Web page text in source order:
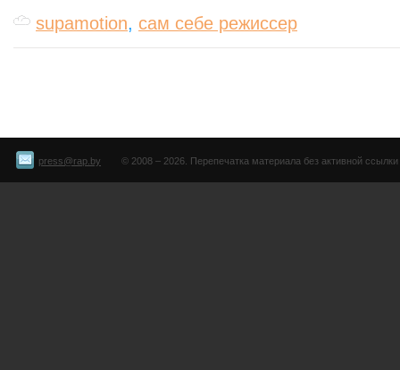
supamotion, сам себе режиссер
press@rap.by © 2008 – 2026. Перепечатка материала без активной